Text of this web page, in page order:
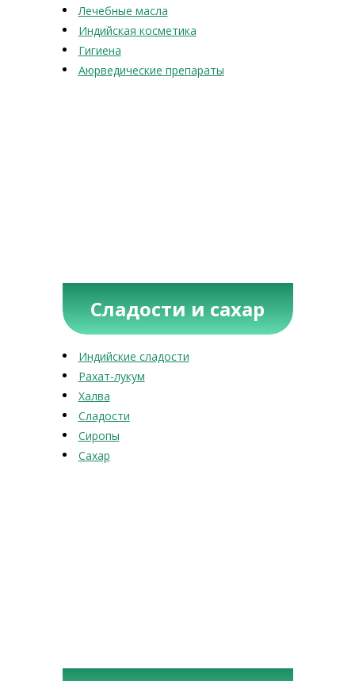
Лечебные масла
Индийская косметика
Гигиена
Аюрведические препараты
Сладости и сахар
Индийские сладости
Рахат-лукум
Халва
Сладости
Сиропы
Сахар